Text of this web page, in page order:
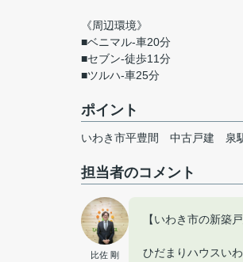
《周辺環境》
■ベニマル-車20分
■セブン-徒歩11分
■ツルハ-車25分
ポイント
いわき市平豊間 中古戸建 泉
担当者のコメント
比佐 剛
【いわき市の新築
ひだまりハウスい